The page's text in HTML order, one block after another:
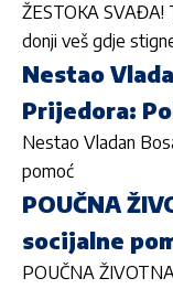
ŽESTOKA SVAĐA!
donji veš gdje
Nestao
Prijedora:
Nestao Vladan
pomoć
POUČNA
socijalne
POUČNA